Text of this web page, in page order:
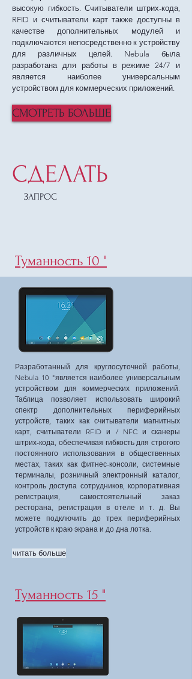
высокую гибкость. Считыватели штрих-кода,
RFID и считыватели карт также доступны в
качестве дополнительных модулей и
подключаются непосредственно к устройству
для различных целей. Nebula была
разработана для работы в режиме 24/7 и
является наиболее универсальным
устройством для коммерческих приложений.
СМОТРЕТЬ БОЛЬШЕ
СДЕЛАТЬ
ЗАПРОС
Туманность 10 "
Разработанный для круглосуточной работы,
Nebula 10 "является наиболее универсальным
устройством для коммерческих приложений.
Таблица позволяет использовать широкий
спектр дополнительных периферийных
устройств, таких как считыватели магнитных
карт, считыватели RFID и / NFC и сканеры
штрих-кода, обеспечивая гибкость для строгого
постоянного использования в общественных
местах, таких как фитнес-консоли, системные
терминалы, розничный электронный каталог,
контроль доступа сотрудников, корпоративная
регистрация, самостоятельный заказ
ресторана, регистрация в отеле и т. д. Вы
можете подключить до трех периферийных
устройств к краю экрана и до дна лотка.
читать больше
Туманность 15 "